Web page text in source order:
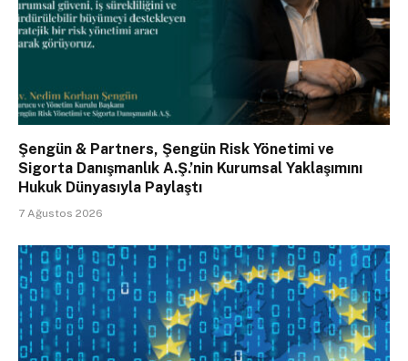
Şengün & Partners, Şengün Risk Yönetimi ve
Sigorta Danışmanlık A.Ş.’nin Kurumsal Yaklaşımını
Hukuk Dünyasıyla Paylaştı
7 Ağustos 2026